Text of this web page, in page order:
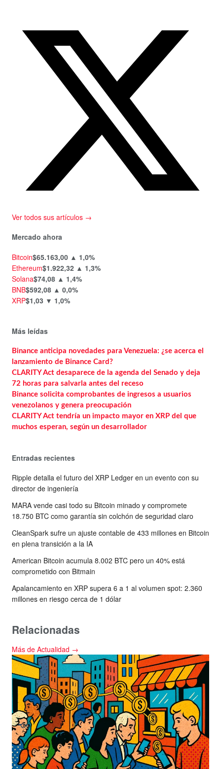
Ver todos sus artículos →
Mercado ahora
Bitcoin$65.163,00 ▲ 1,0%
Ethereum$1.922,32 ▲ 1,3%
Solana$74,08 ▲ 1,4%
BNB$592,08 ▲ 0,0%
XRP$1,03 ▼ 1,0%
Más leídas
Binance anticipa novedades para Venezuela: ¿se acerca el
lanzamiento de Binance Card?
CLARITY Act desaparece de la agenda del Senado y deja
72 horas para salvarla antes del receso
Binance solicita comprobantes de ingresos a usuarios
venezolanos y genera preocupación
CLARITY Act tendría un impacto mayor en XRP del que
muchos esperan, según un desarrollador
Entradas recientes
Ripple detalla el futuro del XRP Ledger en un evento con su
director de ingeniería
MARA vende casi todo su Bitcoin minado y compromete
18.750 BTC como garantía sin colchón de seguridad claro
CleanSpark sufre un ajuste contable de 433 millones en Bitcoin
en plena transición a la IA
American Bitcoin acumula 8.002 BTC pero un 40% está
comprometido con Bitmain
Apalancamiento en XRP supera 6 a 1 al volumen spot: 2.360
millones en riesgo cerca de 1 dólar
Relacionadas
Más de Actualidad →